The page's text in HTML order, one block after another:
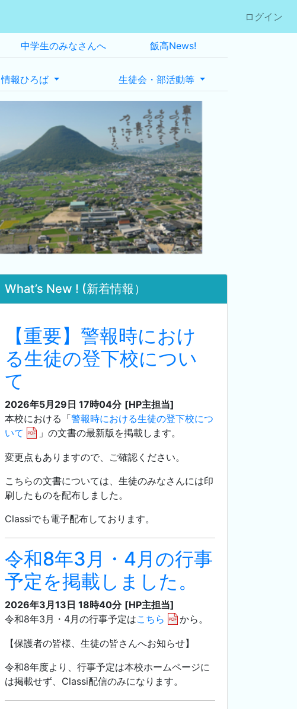
ログイン
中学生のみなさんへ 飯高News!
情報ひろば 生徒会・部活動等
What’s New ! (新着情報）
【重要】警報時におけ
る生徒の登下校につい
て
2026年5月29日 17時04分 [HP主担当]
本校における「警報時における生徒の登下校につ
いて
」の文書の最新版を掲載します。
変更点もありますので、ご確認ください。
こちらの文書については、生徒のみなさんには印
刷したものを配布しました。
Classiでも電子配布しております。
令和8年3月・4月の行事
予定を掲載しました。
2026年3月13日 18時40分 [HP主担当]
令和8年3月・4月の行事予定はこちら から。
【保護者の皆様、生徒の皆さんへお知らせ】
令和8年度より、行事予定は本校ホームページに
は掲載せず、Classi配信のみになります。